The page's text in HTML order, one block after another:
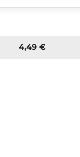
4,49 €